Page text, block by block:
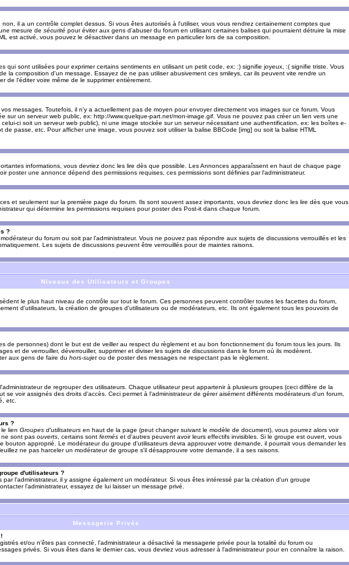
il a un contrôle complet dessus. Si vous êtes autorisés à l'utiliser, vous vous rendrez certainement comptes que
mesure de sécurité pour éviter aux gens d'abuser du forum en utilisant certaines balises qui pourraient détruire la mise
est activé, vous pouvez le désactiver dans un message en particulier lors de sa composition.
qui sont utilisées pour exprimer certains sentiments en utilisant un petit code, ex: :) signifie joyeux, :( signifie triste. Vous
la composition d'un message. Essayez de ne pas utiliser abusivement ces smileys, car ils peuvent vite rendre un
de l'éditer voire même de le supprimer entièrement.
messages. Toutefois, il n'y a actuellement pas de moyen pour envoyer directement vos images sur ce forum. Vous
sur un serveur web public, ex: http://www.quelque-part.net/mon-image.gif. Vous ne pouvez pas créer un lien vers une
ci soit un serveur web public), ni une image stockée sur un serveur nécessitant une authentification, ex: les boîtes e-
de passe, etc. Pour afficher une image, vous pouvez soit utiliser la balise BBCode [img] ou soit la balise HTML
informations, vous devriez donc les lire dès que possible. Les Annonces apparaîssent en haut de chaque page
poster une annonce dépend des permissions requises, ces permissions sont définies par l'administrateur.
et seulement sur la première page du forum. Ils sont souvent assez importants, vous devriez donc les lire dès que vous
qui détermine les permissions requises pour poster des Post-it dans chaque forum.
?
du forum ou soit par l'administrateur. Vous ne pouvez pas répondre aux sujets de discussions verrouillés et les
Les sujets de discussions peuvent être verrouillés pour de maintes raisons.
Niveaux des Utilisateurs et Groupes
le plus haut niveau de contrôle sur tout le forum. Ces personnes peuvent contrôler toutes les facettes du forum,
d'utilisateurs, la création de groupes d'utilisateurs ou de modérateurs, etc. Ils ont également tous les pouvoirs de
de personnes) dont le but est de veiller au respect du règlement et au bon fonctionnement du forum tous les jours. Ils
et de verrouiller, déverrouiller, supprimer et diviser les sujets de discussions dans le forum où ils modèrent.
aux gens de faire du hors-sujet ou de poster des messages ne respectant pas le règlement.
de regrouper des utilisateurs. Chaque utilisateur peut appartenir à plusieurs groupes (ceci diffère de la
se voir assignés des droits d'accès. Ceci permet à l'administrateur de gérer aisément différents modérateurs d'un forum,
etc.
?
lien Groupes d'utilisateurs en haut de la page (peut changer suivant le modèle de document), vous pourrez alors voir
ne sont pas ouverts , certains sont fermés et d'autres peuvent avoir leurs effectifs invisibles. Si le groupe est ouvert, vous
bouton approprié. Le modérateur du groupe d'utilisateurs devra approuver votre demande, il pourrait vous demander les
ne pas harceler un modérateur de groupe s'il désapprouvre votre demande, il a ses raisons.
d'utilisateurs ?
l'administrateur, il y assigne également un modérateur. Si vous êtes intéressé par la création d'un groupe
l'administrateur, essayez de lui laisser un message privé.
Messagerie Privée
et/ou n'êtes pas connecté, l'administrateur a désactivé la messagerie privée pour la totalité du forum ou
privés. Si vous êtes dans le dernier cas, vous devriez vous adresser à l'administrateur pour en connaître la raison.